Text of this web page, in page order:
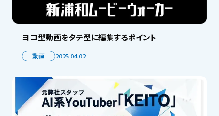
ヨコ型動画をタテ型に編集するポイント
動画 2025.04.02